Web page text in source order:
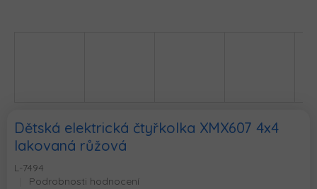
Dětská elektrická čtyřkolka XMX607 4x4
lakovaná růžová
L-7494
Průměrné
Podrobnosti hodnocení